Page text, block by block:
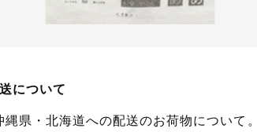
について
縄県・北海道への配送のお荷物について